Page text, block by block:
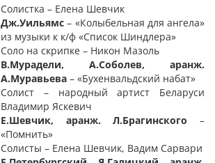
Солистка – Елена Шевчик
Дж.Уильямс – «Колыбельная для ангела»
из музыки к к/ф «Список Шиндлера»
Соло на скрипке – Никон Мазоль
В.Мурадели, А.Соболев, аранж.
А.Муравьева – «Бухенвальдский набат»
Солист – народный артист Беларуси
Владимир Яскевич
Е.Шевчик, аранж. Л.Брагинского –
«Помнить»
Солисты – Елена Шевчик, Вадим Сарвари